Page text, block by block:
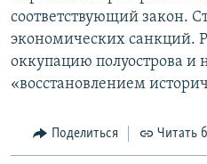
соответствующий закон.
экономических санкций.
оккупацию полуострова и
«восстановлением
Поделиться Читать